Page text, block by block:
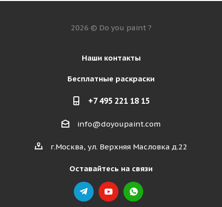
2026 © Do you paint ?
Наши контакты
Бесплатные раскраски
+7 495 221 18 15
info@doyoupaint.com
г.Москва, ул. Верхняя Масловка д.22
Оставайтесь на связи